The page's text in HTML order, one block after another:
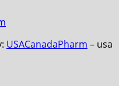
USACanadaPharm – usa